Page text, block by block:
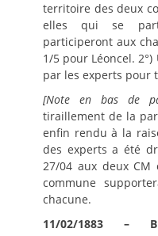
territoire des deux
elles qui se
participeront aux
1/5 pour Léoncel.
par les experts pour
[Note en bas de
tiraillement de la
enfin rendu à la
des experts a été
27/04 aux deux CM
commune
chacune.
11/02/1883 –